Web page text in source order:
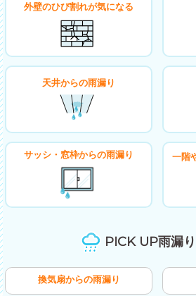
外壁のひび割れが気になる
天井からの雨漏り
サッシ・窓枠からの雨漏り 一階
PICK UP雨漏
換気扇からの雨漏り